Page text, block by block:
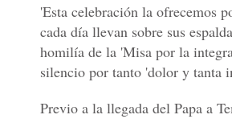
'Esta celebración la ofrecemos
cada día llevan sobre sus
homilía de la 'Misa por la
silencio por tanto 'dolor y tanta
Previo a la llegada del Papa a